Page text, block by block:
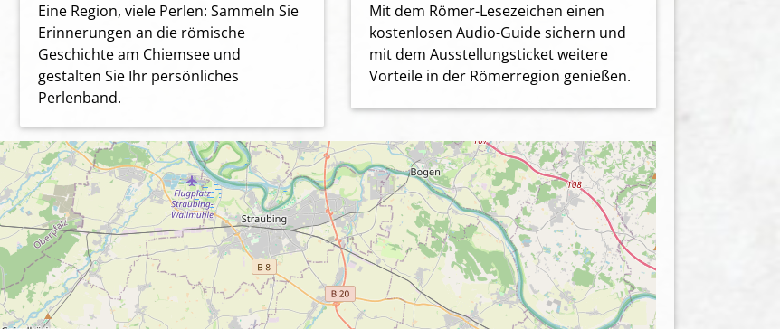
Eine Region, viele Perlen: Sammeln Sie
Erinnerungen an die römische
Geschichte am Chiemsee und
gestalten Sie Ihr persönliches
Perlenband.
Mit dem Römer-Lesezeichen einen
kostenlosen Audio-Guide sichern und
mit dem Ausstellungsticket weitere
Vorteile in der Römerregion genießen.